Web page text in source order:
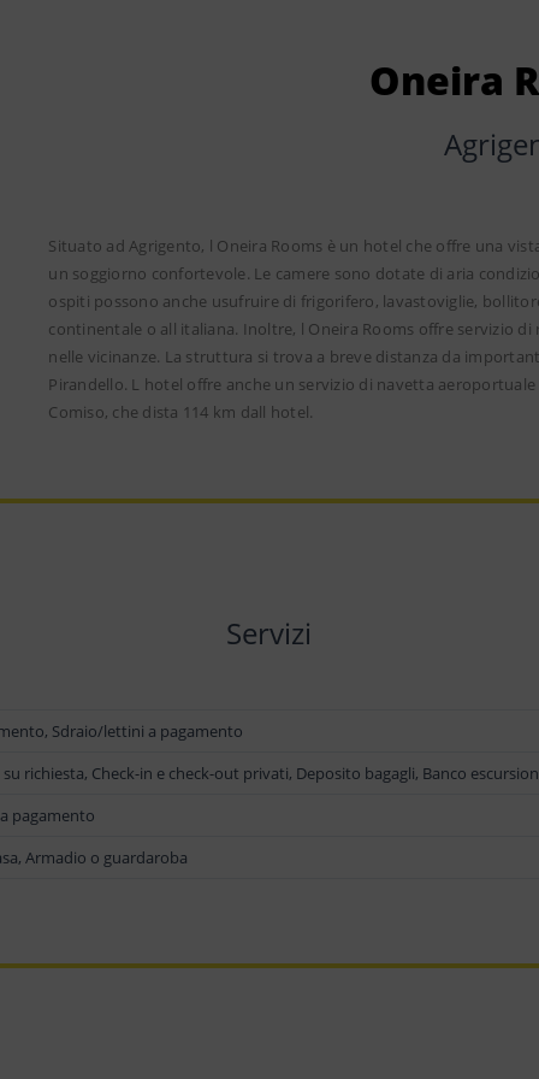
Oneira
Situato ad Agrigento, l Oneira Rooms è un hotel che offre una
un soggiorno confortevole. Le camere sono dotate di aria
ospiti possono anche usufruire di frigorifero, lavastoviglie,
continentale o all italiana. Inoltre, l Oneira Rooms offre servizio
nelle vicinanze. La struttura si trova a breve distanza da
Pirandello. L hotel offre anche un servizio di navetta
Comiso, che dista 114 km dall hotel.
Servizi
Sdraio/lettini a pagamento
richiesta, Check-in e check-out privati, Deposito bagagli, Banco
pagamento
Armadio o guardaroba